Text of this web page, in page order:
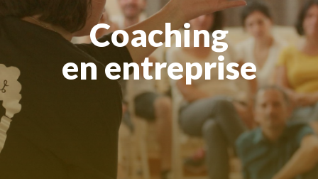
Coaching
en entreprise